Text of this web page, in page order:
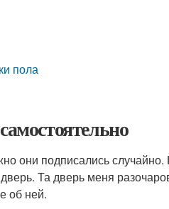
пола
они подписались
Та дверь меня
об ней.